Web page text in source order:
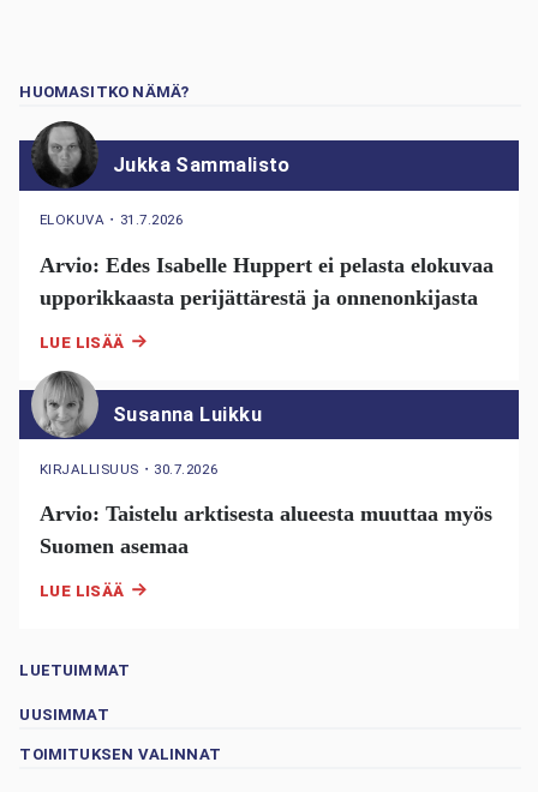
HUOMASITKO NÄMÄ?
Jukka Sammalisto
ELOKUVA ・ 31.7.2026
Arvio: Edes Isabelle Huppert ei pelasta elokuvaa
upporikkaasta perijättärestä ja onnenonkijasta
LUE LISÄÄ
Susanna Luikku
KIRJALLISUUS ・ 30.7.2026
Arvio: Taistelu arktisesta alueesta muuttaa myös
Suomen asemaa
LUE LISÄÄ
LUETUIMMAT
UUSIMMAT
TOIMITUKSEN VALINNAT